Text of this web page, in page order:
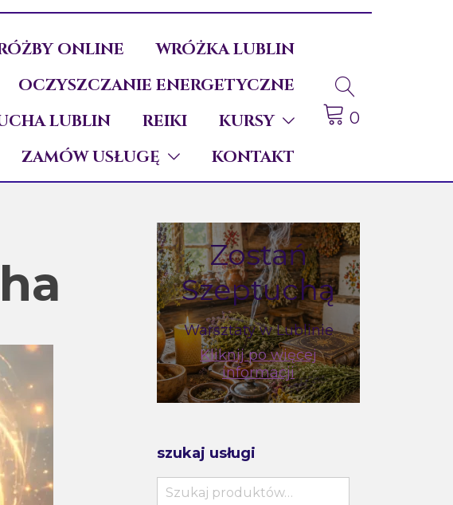
ONLINE
WRÓŻKA LUBLIN
OCZYSZCZANIE ENERGETYCZNE
LUBLIN
REIKI
KURSY
ZAMÓW USŁUGĘ
KONTAKT
0
Zostań
Szeptuchą
Warsztaty w Lublinie
Kliknij po więcej
informacji
szukaj usługi
Szukaj: